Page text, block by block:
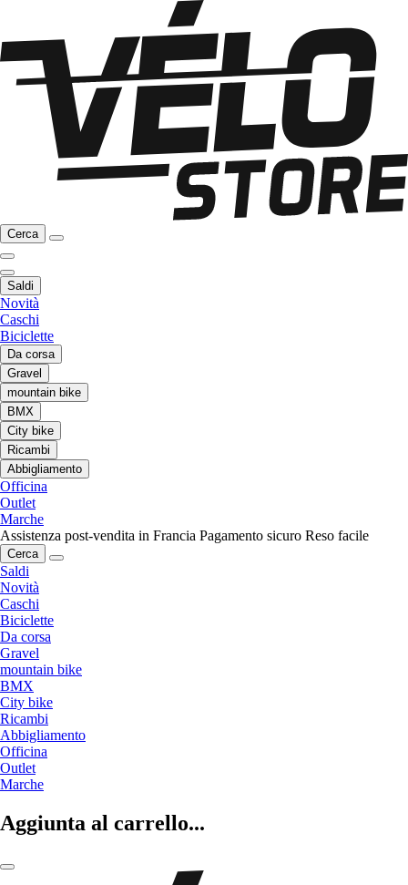
Cerca
Saldi
Novità
Caschi
Biciclette
Da corsa
Gravel
mountain bike
BMX
City bike
Ricambi
Abbigliamento
Officina
Outlet
Marche
Assistenza post-vendita in Francia Pagamento sicuro Reso facile
Cerca
Saldi
Novità
Caschi
Biciclette
Da corsa
Gravel
mountain bike
BMX
City bike
Ricambi
Abbigliamento
Officina
Outlet
Marche
Aggiunta al carrello...